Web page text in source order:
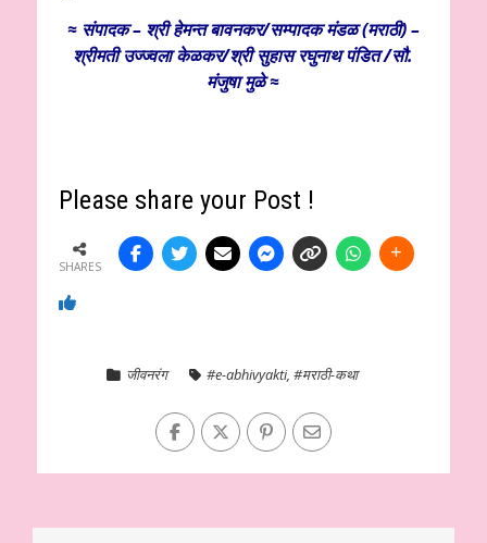
≈ संपादक – श्री हेमन्त बावनकर/सम्पादक मंडळ (मराठी) –
श्रीमती उज्ज्वला केळकर/श्री सुहास रघुनाथ पंडित /सौ.
मंजुषा मुळे ≈
Please share your Post !
SHARES
जीवनरंग #e-abhivyakti,#मराठी-कथा